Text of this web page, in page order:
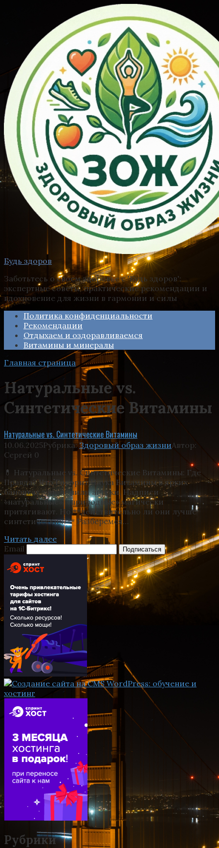
Будь здоров
Заботьтесь о своем здоровье с 'Будь здоров':
экспертные советы, практические рекомендации и
вдохновение для жизни в гармонии и силы
Политика конфиденциальности
Рекомендации
Отдыхаем и оздоравливаемся
Витамины и минералы
Главная страница
Натуральные vs.
Синтетические Витамины
Натуральные vs. Синтетические Витамины
10.06.2025Рубрика: Здоровый образ жизниАвтор:
Сергей 0
💊 Натуральные vs. Синтетические Витамины: Где
Правда? Что Говорит Наука Витамины в ярких
баночках заполонили аптеки. Надписи
«натуральные», «природные» магически
притягивают. Но **действительно ли они лучше
синтетических?** Разберемся…
Читать далее
Email
Подписаться
Рубрики